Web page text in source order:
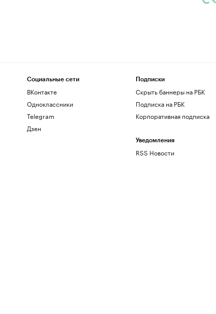
Социальные сети
ВКонтакте
Одноклассники
Telegram
Дзен
Подписки
Скрыть баннеры на РБК
Подписка на РБК
Корпоративная подписка
Уведомления
RSS Новости